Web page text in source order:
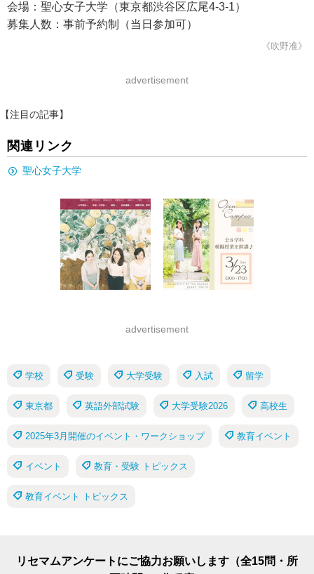
会場：聖心女子大学（東京都渋谷区広尾4-3-1）
募集人数：事前予約制（当日参加可）
《吹野准》
advertisement
【注目の記事】
関連リンク
聖心女子大学
advertisement
学校 受験 大学受験 入試 留学
東京都 英語外部試験 大学受験2026 高校生
2025年3月開催のイベント・ワークショップ 教育イベント
イベント 教育・受験 トピックス
教育イベント トピックス
リセマムアンケートにご協力お願いします（全15問・所